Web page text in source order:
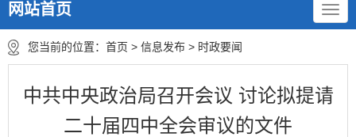
网站首页
您当前的位置： 首页 > 信息发布 > 时政要闻
中共中央政治局召开会议 讨论拟提请
二十届四中全会审议的文件